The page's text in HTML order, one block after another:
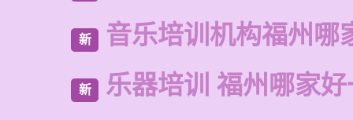
新 音乐培训机构福州哪
新 乐器培训 福州哪家